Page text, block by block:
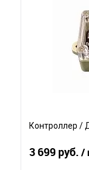
Контроллер /
3 699 руб. /